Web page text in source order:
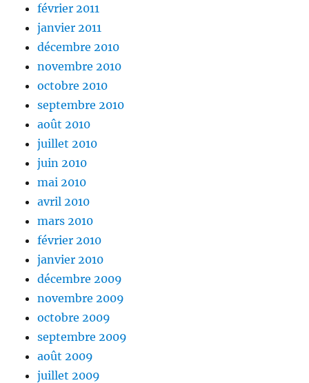
février 2011
janvier 2011
décembre 2010
novembre 2010
octobre 2010
septembre 2010
août 2010
juillet 2010
juin 2010
mai 2010
avril 2010
mars 2010
février 2010
janvier 2010
décembre 2009
novembre 2009
octobre 2009
septembre 2009
août 2009
juillet 2009